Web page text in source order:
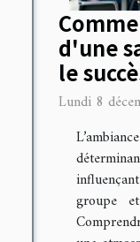
d'une
le
Lundi 8
groupe